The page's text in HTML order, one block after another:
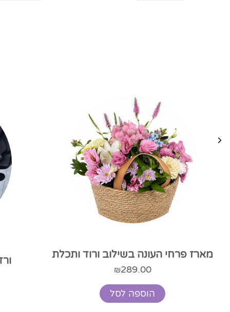
מארז פרחי העונה בשילוב ורוד ותכלת
₪289.00
הוספה לסל